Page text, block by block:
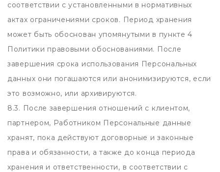
соответствии с установленными в нормативных
актах ограничениями сроков. Период хранения
может быть обоснован упомянутыми в пункте 4
Политики правовыми обоснованиями. После
завершения срока использования Персональных
данных они погашаются или анонимизируются, если
это возможно, или архивируются.
8.3. После завершения отношений с клиентом,
партнером, Работником Персональные данные
хранят, пока действуют договорные и законные
права и обязанности, а также до конца периода
хранения и ответственности, в соответствии с